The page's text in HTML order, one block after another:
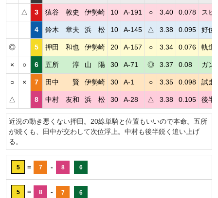
△ 3 猿谷 敦史 伊勢崎 10 A-191 ○ 3.40 0.078 スピ
4 鈴木 章夫 浜 松 10 A-145 △ 3.38 0.095 好位
◎ 5 押田 和也 伊勢崎 20 A-157 ○ 3.34 0.076 軌道
× ○ 6 五所 淳 山 陽 30 A-71 ◎ 3.37 0.08 ガン
○ × 7 田中 賢 伊勢崎 30 A-1 ○ 3.35 0.098 試走
△ 8 中村 友和 浜 松 30 A-28 △ 3.38 0.105 後半
近況の動き悪くない押田。20線単騎と位置もいいので本命。五所
が続くも、田中が交わして次位浮上。中村も後半鋭く追い上げ
る。
5 = 7 - 8 6
5 = 8 - 7 6